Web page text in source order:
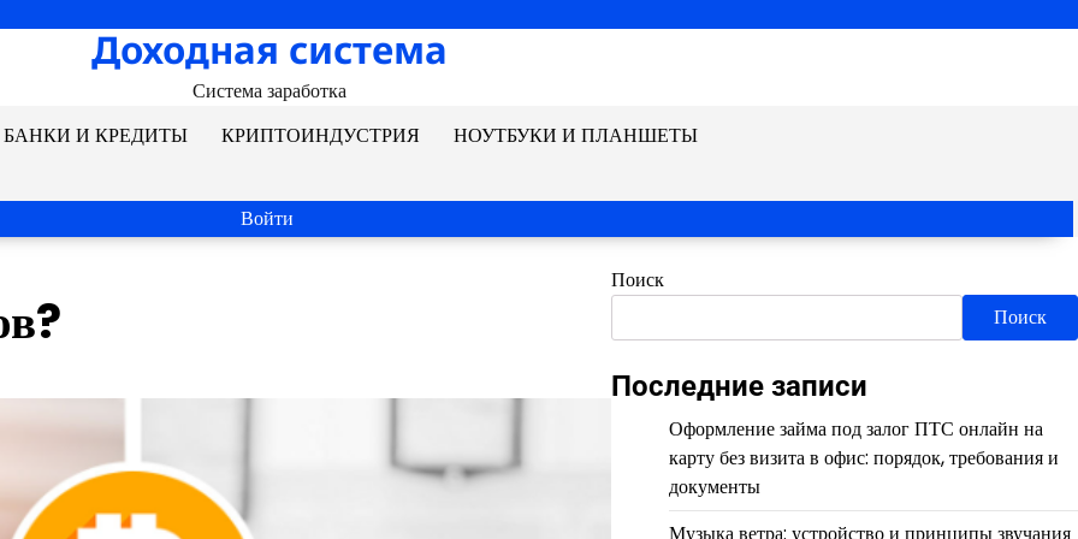
Доходная система
Система заработка
БАНКИ И КРЕДИТЫ КРИПТОИНДУСТРИЯ НОУТБУКИ И ПЛАНШЕТЫ
Войти
Поиск
Поиск
Последние записи
Оформление займа под залог ПТС онлайн на
карту без визита в офис: порядок, требования и
документы